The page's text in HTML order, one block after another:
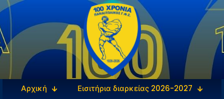
Αρχική
Εισιτήρια διαρκείας 2026-2027